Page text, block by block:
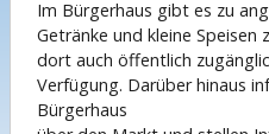
Im Bürgerhaus gibt es zu
Getränke und kleine Speisen
dort auch öffentlich
Verfügung. Darüber hinaus
Bürgerhaus